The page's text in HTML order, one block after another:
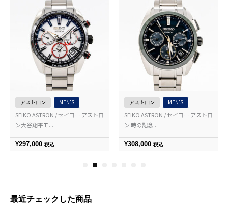
アストロン MEN'S
SEIKO ASTRON / セイコー アストロ
ン大谷翔平モ...
¥297,000 税込
アストロン MEN'S
SEIKO ASTRON / セイコー アストロ
ン 時の記念...
¥308,000 税込
5
最近チェックした商品